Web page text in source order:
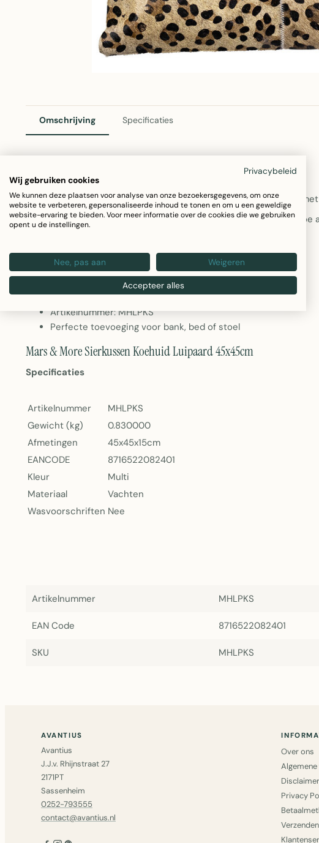
Omschrijving Specificaties
Mars & More Sierkussen Koehuid Luipaard 45x45cm
Dit prachtige sierkussen van Mars & More combineert comfort
kussen met luipaard-koehuidpatroon voegt een stijlvol accent toe
Afmetingen: 45x45cm
Materiaal: Luxe vachten
Kleur: Multi (luipaard print)
Gewicht: 0,83 kg
Artikelnummer: MHLPKS
Perfecte toevoeging voor bank, bed of stoel
Mars & More Sierkussen Koehuid Luipaard 45x45cm
Specificaties
Artikelnummer
MHLPKS
Gewicht (kg)
0.830000
Afmetingen
45x45x15cm
EANCODE
8716522082401
Kleur
Multi
Materiaal
Vachten
Wasvoorschriften Nee
Artikelnummer MHLPKS
EAN Code 8716522082401
SKU MHLPKS
AVANTIUS
Avantius
J.J.v. Rhijnstraat 27
2171PT
Sassenheim
0252-793555
contact@avantius.nl
Over ons
Disclaimer
Privacy
Privacybeleid
Wij gebruiken cookies
We kunnen deze plaatsen voor analyse van onze bezoekersgegevens, om onze
website te verbeteren, gepersonaliseerde inhoud te tonen en om u een geweldige
website-ervaring te bieden. Voor meer informatie over de cookies die we gebruiken
opent u de instellingen.
Nee, pas aan Weigeren
Accepteer alles